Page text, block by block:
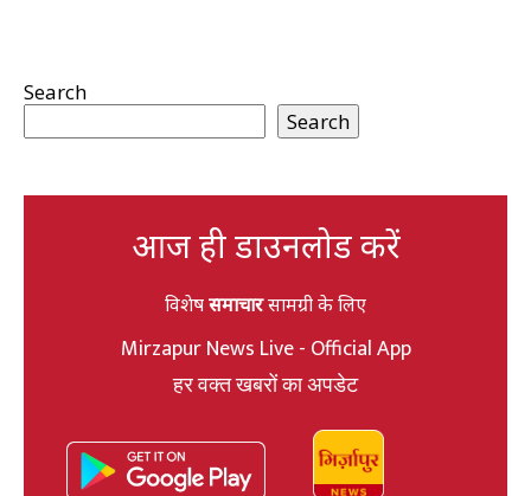
Search
Search
आज ही डाउनलोड करें
विशेषसमाचारसामग्री के लिए
Mirzapur News Live - Official App
हर वक्त खबरों का अपडेट